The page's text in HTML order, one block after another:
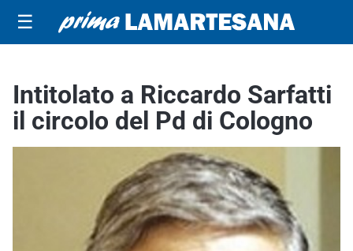
☰
Intitolato a Riccardo Sarfatti
il circolo del Pd di Cologno